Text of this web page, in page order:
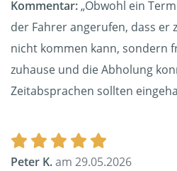
Kommentar:„Obwohl ein
der Fahrer angerufen, dass er
nicht kommen kann, sondern
zuhause und die Abholung
Zeitabsprachen sollten
Peter K.am 29.05.2026